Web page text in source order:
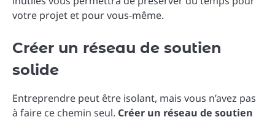
votre projet et pour vous-même.
Créer un réseau de soutien
solide
Entreprendre peut être isolant, mais vous n’avez pas
à faire ce chemin seul. Créer un réseau de soutien